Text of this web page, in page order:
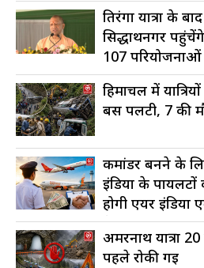
तिरंगा यात्रा के बाद
सिद्धार्थनगर
107
सौगात
हिमाचल में
बस पलटी, 7 की
कमांडर बनने के
इंडिया के पायलटों
होगी एयर इंडिया
में...
अमरनाथ यात्रा 20
पहले रोकी गई